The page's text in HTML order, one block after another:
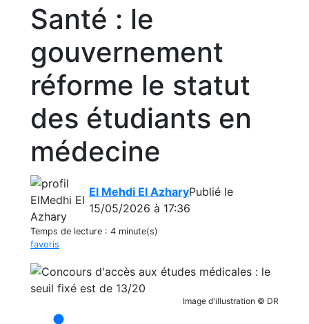
Santé : le
gouvernement
réforme le statut
des étudiants en
médecine
El Mehdi El AzharyPublié le
15/05/2026 à 17:36
Temps de lecture : 4 minute(s)
favoris
Image d'illustration © DR